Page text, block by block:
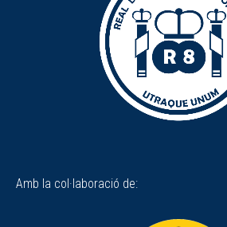
Amb la col·laboració de: